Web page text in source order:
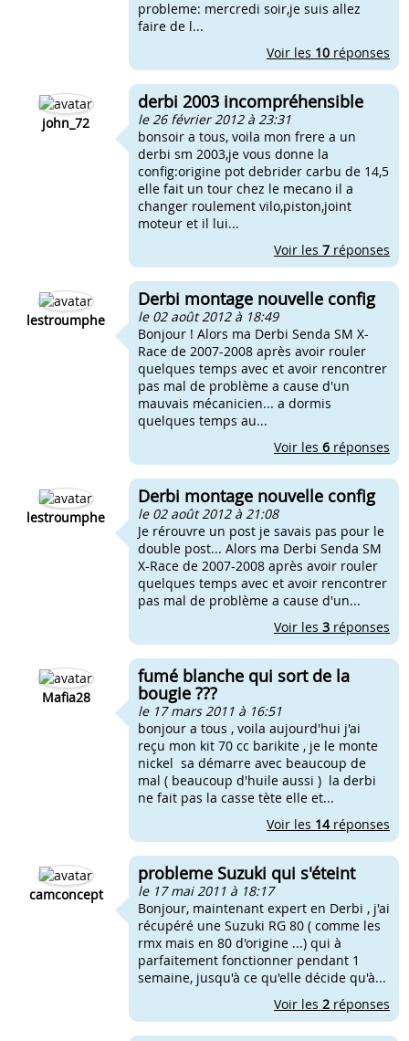
probleme: mercredi soir,je suis allez
faire de l...
Voir les 10 réponses
john_72
derbi 2003 incompréhensible
le 26 février 2012 à 23:31
bonsoir a tous, voila mon frere a un
derbi sm 2003,je vous donne la
config:origine pot debrider carbu de 14,5
elle fait un tour chez le mecano il a
changer roulement vilo,piston,joint
moteur et il lui...
Voir les 7 réponses
lestroumphe
Derbi montage nouvelle config
le 02 août 2012 à 18:49
Bonjour ! Alors ma Derbi Senda SM X-
Race de 2007-2008 après avoir rouler
quelques temps avec et avoir rencontrer
pas mal de problème a cause d'un
mauvais mécanicien... a dormis
quelques temps au...
Voir les 6 réponses
lestroumphe
Derbi montage nouvelle config
le 02 août 2012 à 21:08
Je rérouvre un post je savais pas pour le
double post... Alors ma Derbi Senda SM
X-Race de 2007-2008 après avoir rouler
quelques temps avec et avoir rencontrer
pas mal de problème a cause d'un...
Voir les 3 réponses
Mafia28
fumé blanche qui sort de la
bougie ???
le 17 mars 2011 à 16:51
bonjour a tous , voila aujourd'hui j'ai
reçu mon kit 70 cc barikite , je le monte
nickel sa démarre avec beaucoup de
mal ( beaucoup d'huile aussi ) la derbi
ne fait pas la casse tète elle et...
Voir les 14réponses
camconcept
probleme Suzuki qui s'éteint
le 17 mai 2011 à 18:17
Bonjour, maintenant expert en Derbi , j'ai
récupéré une Suzuki RG 80 ( comme les
rmx mais en 80 d'origine ...) qui à
parfaitement fonctionner pendant 1
semaine, jusqu'à ce qu'elle décide qu'à...
Voir les 2 réponses